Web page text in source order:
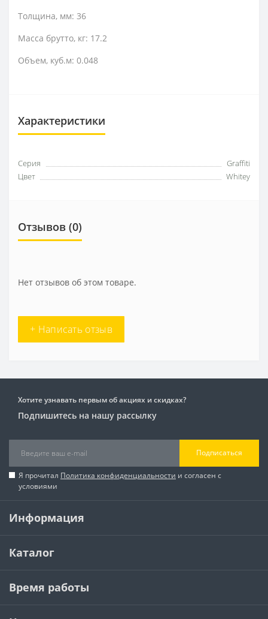
Толщина, мм: 36
Масса брутто, кг: 17.2
Объем, куб.м: 0.048
Характеристики
Серия
Graffiti
Цвет
Whitey
Отзывов (0)
Нет отзывов об этом товаре.
+ Написать отзыв
Хотите узнавать первым об акциях и скидках?
Подпишитесь на нашу рассылку
Подписаться
Я прочитал Политика конфиденциальности и согласен с
условиями
Информация
Каталог
Время работы